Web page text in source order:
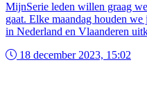
MijnSerie leden willen graag
gaat. Elke maandag houden
in Nederland en Vlaanderen
18 december 2023, 15:02